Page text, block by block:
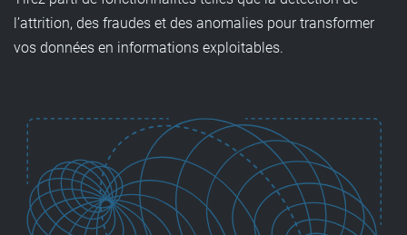
l’attrition, des fraudes et des anomalies pour transformer
vos données en informations exploitables.